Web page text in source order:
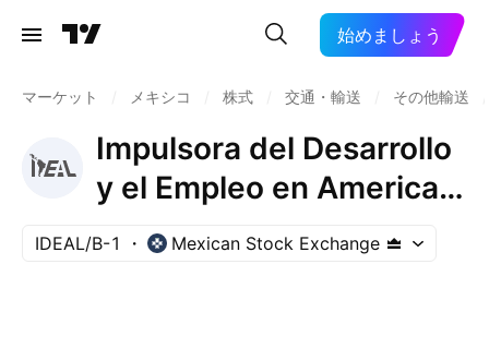
始めましょう
マーケット メキシコ 株式 交通・輸送 その他輸送
Impulsora del Desarrollo
y el Empleo en America
Latina SAB Class B
IDEAL/B-1 Mexican Stock Exchange